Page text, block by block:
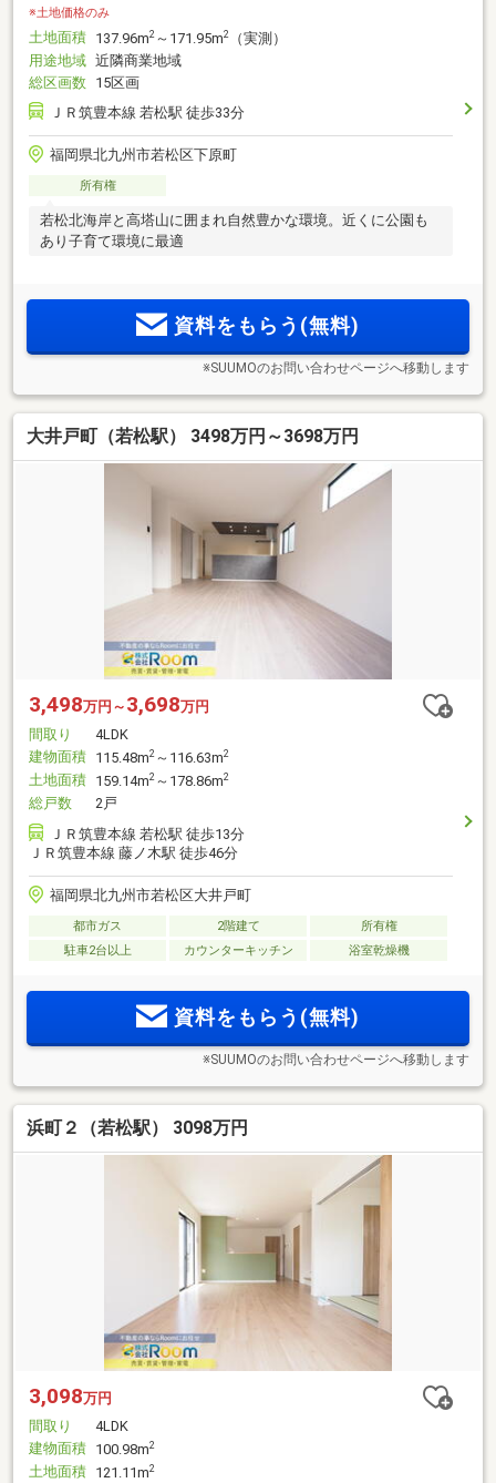
※土地価格のみ
土地面積 137.96m2 ～171.95m2
（実測）
用途地域 近隣商業地域
総区画数 15区画
ＪＲ筑豊本線 若松駅 徒歩33分
福岡県北九州市若松区下原町
所有権
若松北海岸と高塔山に囲まれ自然豊かな環境。近くに公園も
あり子育て環境に最適
資料をもらう(無料)
※SUUMOのお問い合わせページへ移動します
大井戸町（若松駅） 3498万円～3698万円
3,498万円～ 3,698万円
間取り
4LDK
建物面積 115.48m2 ～116.63m2
土地面積 159.14m2 ～178.86m2
総戸数
2戸
ＪＲ筑豊本線 若松駅 徒歩13分
ＪＲ筑豊本線 藤ノ木駅 徒歩46分
福岡県北九州市若松区大井戸町
都市ガス 2階建て
所有権
駐車2台以上
カウンターキッチン 浴室乾燥機
資料をもらう(無料)
※SUUMOのお問い合わせページへ移動します
浜町２（若松駅） 3098万円
3,098万円
間取り
4LDK
建物面積 100.98m2
土地面積 121.11m2